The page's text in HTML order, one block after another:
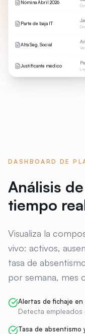
Nómina Abril 2026
Parte de baja IT
Alta Seg. Social
Justificante médico
DASHBOARD DE
Análisis
tiempo
Visualiza la
vivo: activos,
tasa de
por semana, mes
Alertas de fichaje en
Detecta
Tasa de absentismo